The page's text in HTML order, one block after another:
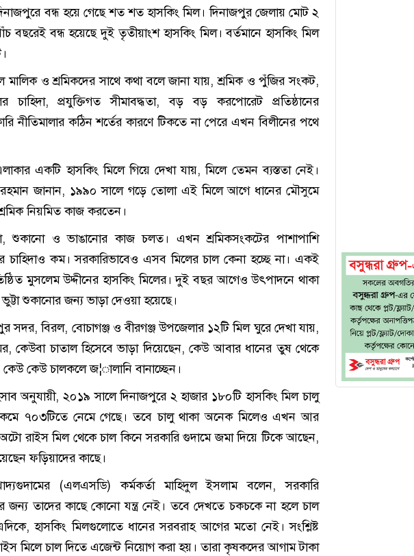
বন্ধ হয়ে গেছে শত শত হাসকিং মিল। দিনাজপুর জেলায় মোট ২
বছরেই বন্ধ হয়েছে দুই তৃতীয়াংশ হাসকিং মিল। বর্তমানে হাসকিং মিল
ও শ্রমিকদের সাথে কথা বলে জানা যায়, শ্রমিক ও পুঁজির সংকট,
চাহিদা, প্রযুক্তিগত সীমাবদ্ধতা, বড় বড় করপোরেট প্রতিষ্ঠানের
নীতিমালার কঠিন শর্তের কারণে টিকতে না পেরে এখন বিলীনের পথে
একটি হাসকিং মিলে গিয়ে দেখা যায়, মিলে তেমন ব্যস্ততা নেই।
জানান, ১৯৯০ সালে গড়ে তোলা এই মিলে আগে ধানের মৌসুমে
নিয়মিত কাজ করতেন।
শুকানো ও ভাঙানোর কাজ চলত। এখন শ্রমিকসংকটের পাশাপাশি
চাহিদাও কম। সরকারিভাবেও এসব মিলের চাল কেনা হচ্ছে না। একই
মুসলেম উদ্দীনের হাসকিং মিলের। দুই বছর আগেও উৎপাদনে থাকা
শুকানোর জন্য ভাড়া দেওয়া হয়েছে।
সদর, বিরল, বোচাগঞ্জ ও বীরগঞ্জ উপজেলার ১২টি মিল ঘুরে দেখা যায়,
কেউবা চাতাল হিসেবে ভাড়া দিয়েছেন, কেউ আবার ধানের তুষ থেকে
কেউ চালকলে জ¦ালানি বানাচ্ছেন।
অনুযায়ী, ২০১৯ সালে দিনাজপুরে ২ হাজার ১৮০টি হাসকিং মিল চালু
৭০৩টিতে নেমে গেছে। তবে চালু থাকা অনেক মিলেও এখন আর
রাইস মিল থেকে চাল কিনে সরকারি গুদামে জমা দিয়ে টিকে আছেন,
ফড়িয়াদের কাছে।
(এলএসডি) কর্মকর্তা মাহিদুল ইসলাম বলেন, সরকারি
জন্য তাদের কাছে কোনো যন্ত্র নেই। তবে দেখতে চকচকে না হলে চাল
হাসকিং মিলগুলোতে ধানের সরবরাহ আগের মতো নেই। সংশ্লিষ্ট
মিলে চাল দিতে এজেন্ট নিয়োগ করা হয়। তারা কৃষকদের আগাম টাকা